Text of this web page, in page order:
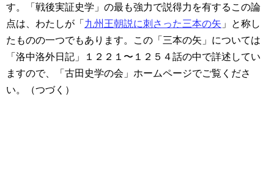
す。「戦後実証史学」の最も強力で説得力を有するこの論
点は、わたしが「 九州王朝説に刺さった三本の矢 」と称し
たものの一つでもあります。この「三本の矢」については
「洛中洛外日記」１２２１〜１２５４話の中で詳述してい
ますので、「古田史学の会」ホームページでご覧くださ
い。（つづく）